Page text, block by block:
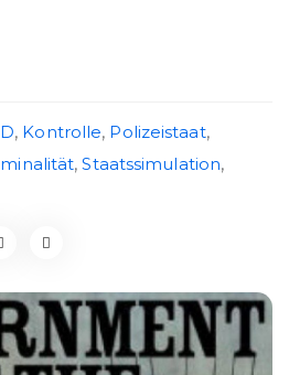
, Kontrolle, Polizeistaat,
,Staatssimulation,